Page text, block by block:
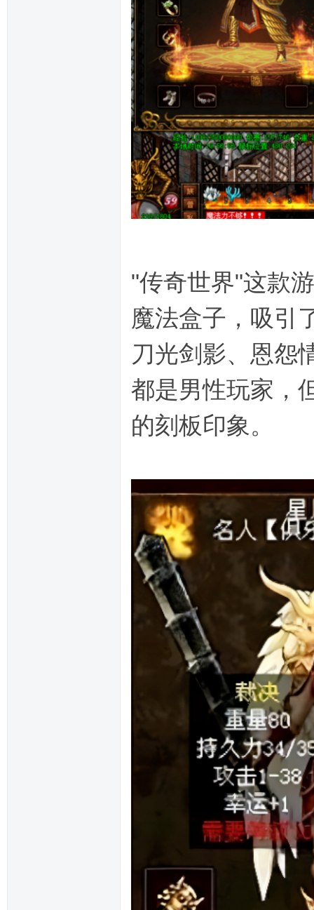
"传奇世界"这款
魔法盒子，吸引
刀光剑影、恩怨
都是男性玩家，
的刻板印象。